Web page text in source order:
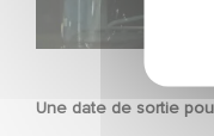
Une date de sortie